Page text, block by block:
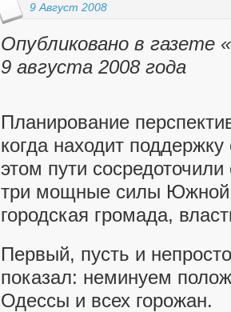
9 Август 2008
Опубликовано в газете
9 августа 2008 года
Планирование
когда находит
этом пути
три мощные силы
городская громада,
Первый, пусть и
показал: неминуем
Одессы и всех горожан.